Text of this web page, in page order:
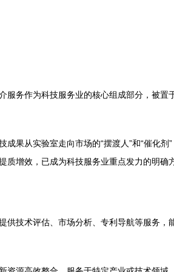
服务作为科技服务业的核心组成部分，被置
果从实验室走向市场的“摆渡人”和“催化剂
增效，已成为科技服务业重点发力的明确
供技术评估、市场分析、专利导航等服务，